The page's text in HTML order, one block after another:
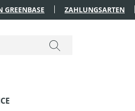
GREENBASE ZAHLUNGSARTEN